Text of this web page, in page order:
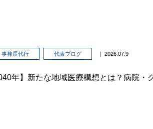
事務長代行 代表ブログ ｜ 2026.07.9